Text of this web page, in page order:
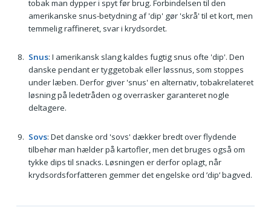
tobak man dypper i spyt før brug. Forbindelsen til den
amerikanske snus-betydning af 'dip' gør 'skrå' til et kort, men
temmelig raffineret, svar i krydsordet.
Snus: I amerikansk slang kaldes fugtig snus ofte 'dip'. Den
danske pendant er tyggetobak eller løssnus, som stoppes
under læben. Derfor giver 'snus' en alternativ, tobakrelateret
løsning på ledetråden og overrasker garanteret nogle
deltagere.
Sovs: Det danske ord 'sovs' dækker bredt over flydende
tilbehør man hælder på kartofler, men det bruges også om
tykke dips til snacks. Løsningen er derfor oplagt, når
krydsordsforfatteren gemmer det engelske ord ’dip’ bagved.